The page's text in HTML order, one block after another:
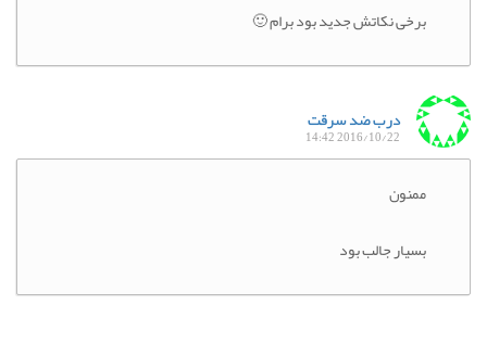
برخی نکاتش جدید بود برام 🙂
درب ضد سرقت
2016/10/22 14:42
ممنون
بسیار جالب بود